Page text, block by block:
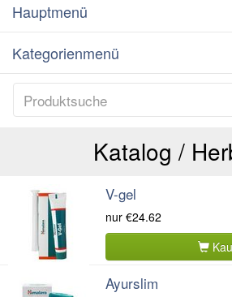
Hauptmenü
Kategorienmenü
Katalog /
V-gel
nur €24.62
Ayurslim